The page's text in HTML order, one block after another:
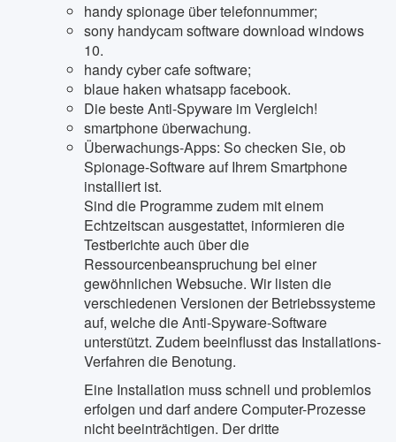
handy spionage über telefonnummer;
sony handycam software download windows
10.
handy cyber cafe software;
blaue haken whatsapp facebook.
Die beste Anti-Spyware im Vergleich!
smartphone überwachung.
Überwachungs-Apps: So checken Sie, ob
Spionage-Software auf Ihrem Smartphone
installiert ist.
Sind die Programme zudem mit einem
Echtzeitscan ausgestattet, informieren die
Testberichte auch über die
Ressourcenbeanspruchung bei einer
gewöhnlichen Websuche. Wir listen die
verschiedenen Versionen der Betriebssysteme
auf, welche die Anti-Spyware-Software
unterstützt. Zudem beeinflusst das Installations-
Verfahren die Benotung.
Eine Installation muss schnell und problemlos
erfolgen und darf andere Computer-Prozesse
nicht beeinträchtigen. Der dritte